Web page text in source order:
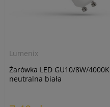
Lumenix
Żarówka LED GU10/8W/4000K
neutralna biała